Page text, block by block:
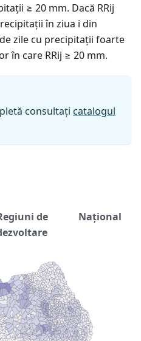
≥ 20 mm. Dacă RRij
în ziua i din
zile cu precipitații foarte
în care RRij ≥ 20 mm.
consultați catalogul
de
Național